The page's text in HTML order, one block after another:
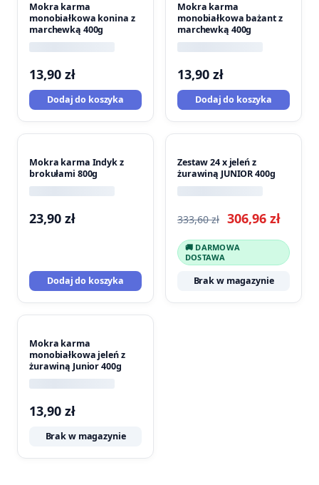
Mokra karma
monobiałkowa konina z
marchewką 400g
13,90 zł
Dodaj do koszyka
Mokra karma
monobiałkowa bażant z
marchewką 400g
13,90 zł
Dodaj do koszyka
Mokra karma Indyk z
brokułami 800g
23,90 zł
Dodaj do koszyka
PROMOCJA
Zestaw 24 x jeleń z
żurawiną JUNIOR 400g
333,60zł Pierwotna
cena
333,60 zł.
306,96 zł
cena
🚚 DARMOWA
DOSTAWA
Brak w magazynie
Mokra karma
monobiałkowa jeleń z
żurawiną Junior 400g
13,90 zł
Brak w magazynie